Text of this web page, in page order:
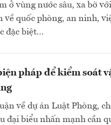
ở vùng nước sâu, xa bờ
về quốc phòng, an ninh,
đặc biệt...
pháp để kiểm soát
về dự án Luật Phòng,
đại biểu nhấn mạnh cần